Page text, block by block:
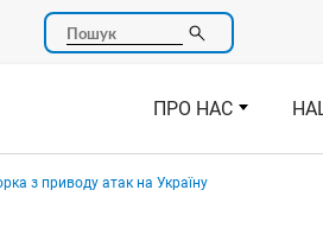
Пошук
ПРО НАС
з приводу атак на Україну